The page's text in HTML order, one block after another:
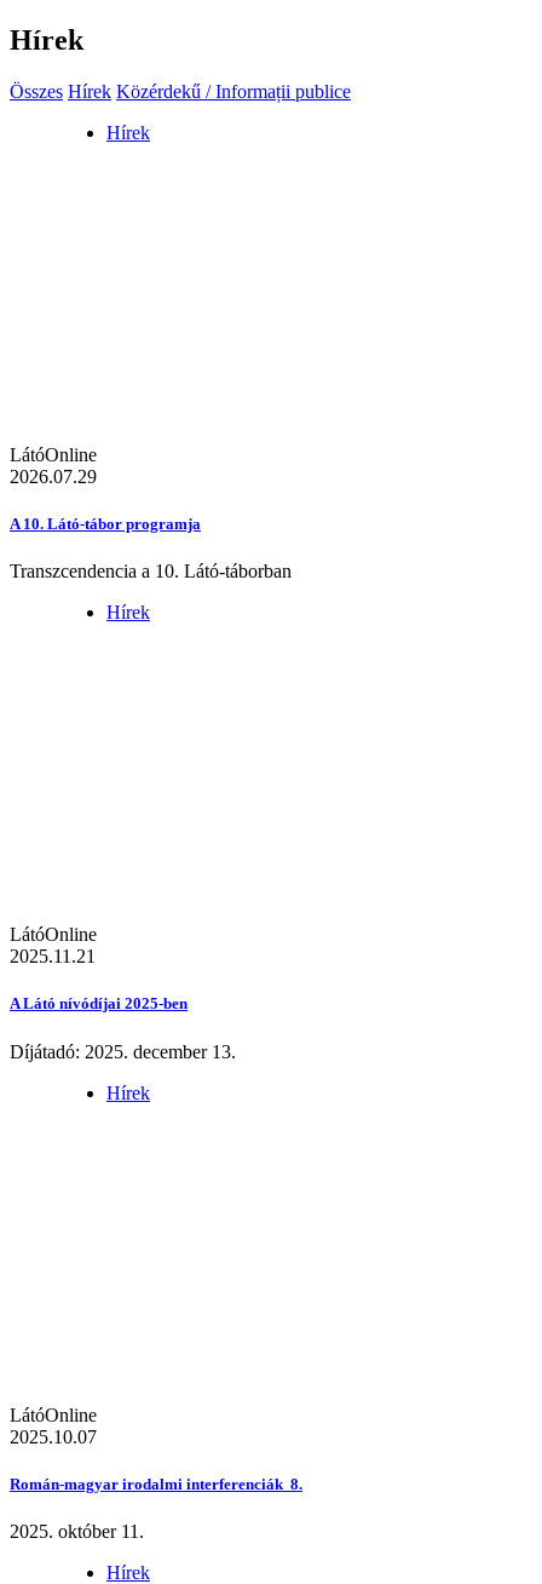
Hírek
Összes Hírek Közérdekű / Informații publice
Hírek
LátóOnline
2026.07.29
A 10. Látó-tábor programja
Transzcendencia a 10. Látó-táborban
Hírek
LátóOnline
2025.11.21
A Látó nívódíjai 2025-ben
Díjátadó: 2025. december 13.
Hírek
LátóOnline
2025.10.07
Román-magyar irodalmi interferenciák 8.
2025. október 11.
Hírek